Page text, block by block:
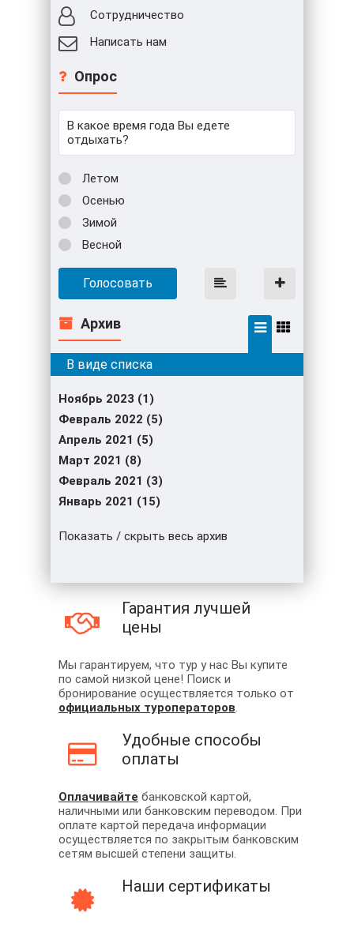
Сотрудничество
Написать нам
Опрос
В какое время года Вы едете
отдыхать?
Летом
Осенью
Зимой
Весной
Голосовать
Архив
Ноябрь 2023 (1)
Февраль 2022 (5)
Апрель 2021 (5)
Март 2021 (8)
Февраль 2021 (3)
Январь 2021 (15)
Показать / скрыть весь архив
Гарантия лучшей
цены
Мы гарантируем, что тур у нас Вы купите
по самой низкой цене! Поиск и
бронирование осуществляется только от
официальных туроператоров.
Удобные способы
оплаты
Оплачивайте банковской картой,
наличными или банковским переводом. При
оплате картой передача информации
осуществляется по закрытым банковским
сетям высшей степени защиты.
Наши сертификаты